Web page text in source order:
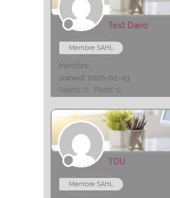
Test Dario
Membre SAHL
Membre
Joined: 2020-02-03
Sujets: 0
Posts: 0
TDU
Membre SAHL